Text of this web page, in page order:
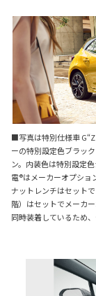
■写真は特別仕様車 G“Z
ーの特別設定色ブラッ
ン。内装色は特別設定
電®はメーカーオプショ
ナットレンチはセット
階）はセットでメーカ
同時装着しているため